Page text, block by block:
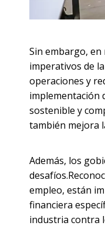
Sin embargo, en
imperativos de
operaciones y
implementación
sostenible y
también mejora
Además, los
empleo, están
financiera
industria contra